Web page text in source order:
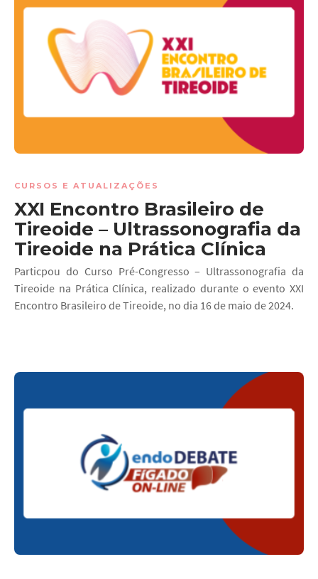
CURSOS E ATUALIZAÇÕES
XXI Encontro Brasileiro de
Tireoide – Ultrassonografia da
Tireoide na Prática Clínica
Particpou do Curso Pré-Congresso – Ultrassonografia da
Tireoide na Prática Clínica, realizado durante o evento XXI
Encontro Brasileiro de Tireoide, no dia 16 de maio de 2024.